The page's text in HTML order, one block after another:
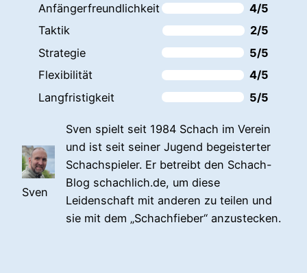
Anfängerfreundlichkeit
4/5
Taktik
2/5
Strategie
5/5
Flexibilität
4/5
Langfristigkeit
5/5
Sven
Sven spielt seit 1984 Schach im Verein
und ist seit seiner Jugend begeisterter
Schachspieler. Er betreibt den Schach-
Blog schachlich.de, um diese
Leidenschaft mit anderen zu teilen und
sie mit dem „Schachfieber“ anzustecken.